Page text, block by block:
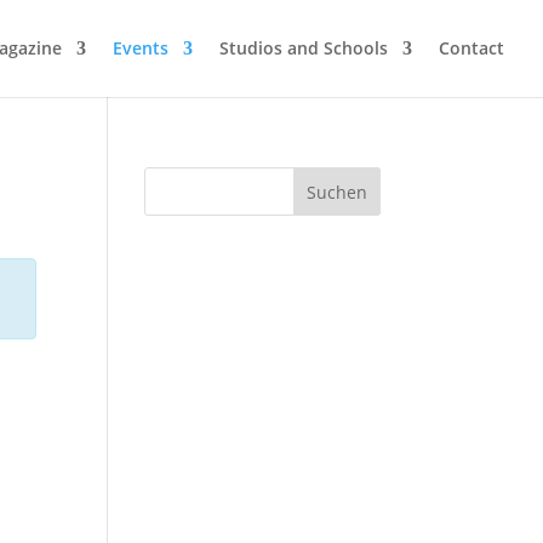
Events Studios and Schools Contact